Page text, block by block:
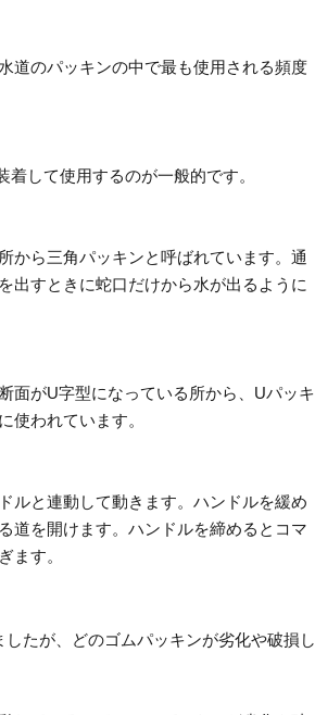
道のパッキンの中で最も使用される頻度
して使用するのが一般的です。
から三角パッキンと呼ばれています。通
出すときに蛇口だけから水が出るように
面がU字型になっている所から、Uパッキ
使われています。
ルと連動して動きます。ハンドルを緩め
道を開けます。ハンドルを締めるとコマ
ます。
たが、どのゴムパッキンが劣化や破損し